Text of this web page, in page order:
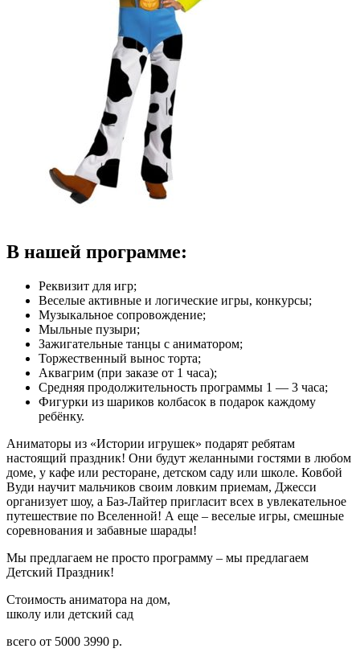
В нашей программе:
Реквизит для игр;
Веселые активные и логические игры, конкурсы;
Музыкальное сопровождение;
Мыльные пузыри;
Зажигательные танцы с аниматором;
Торжественный вынос торта;
Аквагрим (при заказе от 1 часа);
Средняя продолжительность программы 1 — 3 часа;
Фигурки из шариков колбасок в подарок каждому
ребёнку.
Аниматоры из «Истории игрушек» подарят ребятам
настоящий праздник! Они будут желанными гостями в любом
доме, у кафе или ресторане, детском саду или школе. Ковбой
Вуди научит мальчиков своим ловким приемам, Джесси
организует шоу, а Баз-Лайтер пригласит всех в увлекательное
путешествие по Вселенной! А еще – веселые игры, смешные
соревнования и забавные шарады!
Мы предлагаем не просто программу – мы предлагаем
Детский Праздник!
Стоимость аниматора на дом,
школу или детский сад
всего от 5000 3990 р.